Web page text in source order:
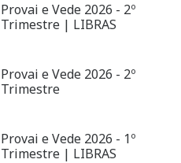
Provai e Vede 2026 - 2º
Trimestre | LIBRAS
Provai e Vede 2026 - 2º
Trimestre
Provai e Vede 2026 - 1º
Trimestre | LIBRAS